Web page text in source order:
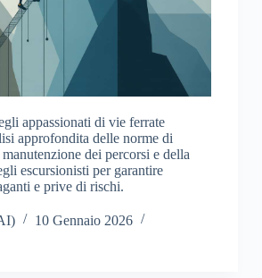
appassionati di vie ferrate
approfondita delle norme di
dei percorsi e della
escursionisti per garantire
e prive di rischi.
10 Gennaio 2026